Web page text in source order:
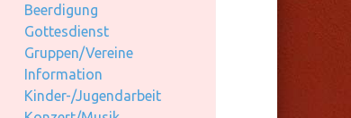
Beerdigung
Gottesdienst
Gruppen/Vereine
Information
Kinder-/Jugendarbeit